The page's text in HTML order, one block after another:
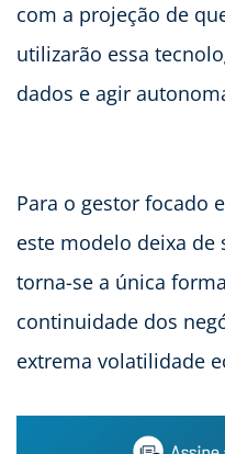
com a projeção de
utilizarão essa
dados e agir
Para o gestor focado
este modelo deixa
torna-se a única
continuidade dos
extrema volatilidade